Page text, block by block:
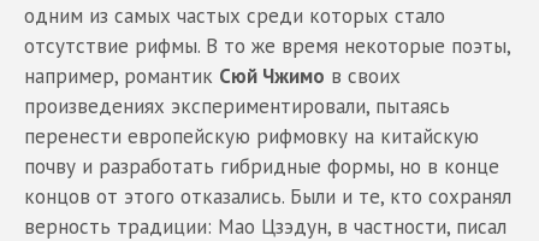
одним из самых частых среди которых стало
отсутствие рифмы. В то же время некоторые поэты,
например, романтик Сюй Чжимо в своих
произведениях экспериментировали, пытаясь
перенести европейскую рифмовку на китайскую
почву и разработать гибридные формы, но в конце
концов от этого отказались. Были и те, кто сохранял
верность традиции: Мао Цзэдун, в частности, писал